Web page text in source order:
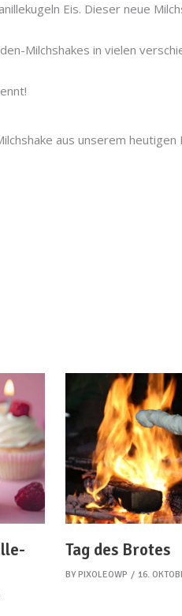
Eis. Dieser neue
Milchshakes in vielen
aus unserem heutigen
Tag des Brotes
BY PIXOLEOWP 16.